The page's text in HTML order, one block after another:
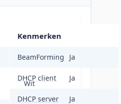
Netwerkrouter
Wit
Kenmerken
BeamForming Ja
DHCP client Ja
DHCP server Ja